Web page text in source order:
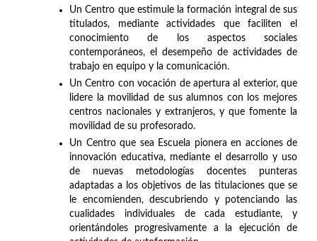
Un Centro que estimule la formación integral de sus
titulados, mediante actividades que faciliten el
conocimiento de los aspectos sociales
contemporáneos, el desempeño de actividades de
trabajo en equipo y la comunicación.
Un Centro con vocación de apertura al exterior, que
lidere la movilidad de sus alumnos con los mejores
centros nacionales y extranjeros, y que fomente la
movilidad de su profesorado.
Un Centro que sea Escuela pionera en acciones de
innovación educativa, mediante el desarrollo y uso
de nuevas metodologías docentes punteras
adaptadas a los objetivos de las titulaciones que se
le encomienden, descubriendo y potenciando las
cualidades individuales de cada estudiante, y
orientándoles progresivamente a la ejecución de